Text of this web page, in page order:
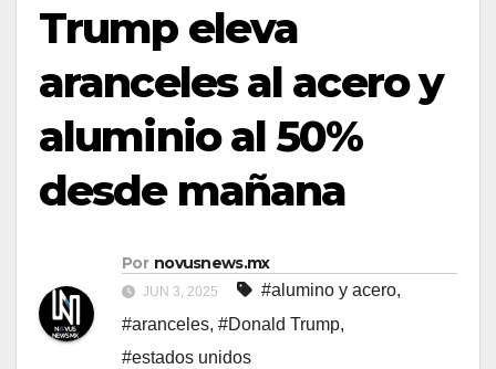
Trump eleva
aranceles al acero y
aluminio al 50%
desde mañana
Por novusnews.mx
JUN 3, 2025 #alumino y acero,
#aranceles, #Donald Trump,
#estados unidos